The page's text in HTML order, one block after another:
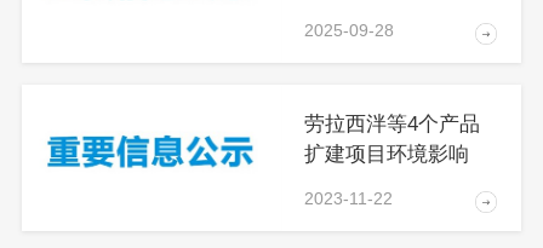
2025-09-28
劳拉西泮等4个产品
扩建项目环境影响
2023-11-22